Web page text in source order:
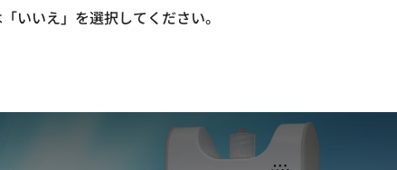
いいえ」を選択してください。